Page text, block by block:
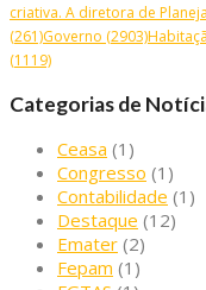
criativa. A diretora de
(261)Governo (2903)
(1119)
Categorias de
Ceasa (1)
Congresso (1)
Contabilidade (1)
Destaque (12)
Emater (2)
Fepam (1)